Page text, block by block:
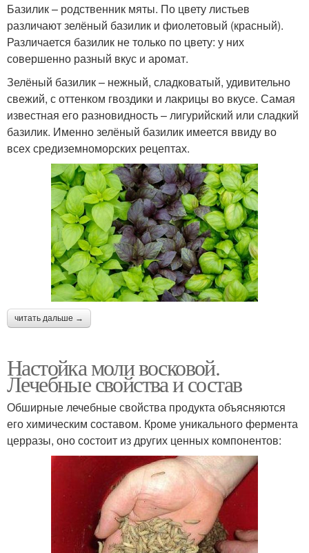
Базилик – родственник мяты. По цвету листьев
различают зелёный базилик и фиолетовый (красный).
Различается базилик не только по цвету: у них
совершенно разный вкус и аромат.
Зелёный базилик – нежный, сладковатый, удивительно
свежий, с оттенком гвоздики и лакрицы во вкусе. Самая
известная его разновидность – лигурийский или сладкий
базилик. Именно зелёный базилик имеется ввиду во
всех средиземноморских рецептах.
читать дальше →
Настойка моли восковой.
Лечебные свойства и состав
Обширные лечебные свойства продукта объясняются
его химическим составом. Кроме уникального фермента
церразы, оно состоит из других ценных компонентов: